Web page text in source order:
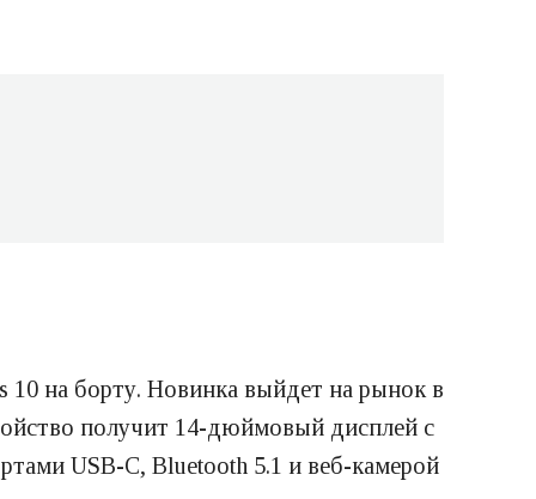
на борту. Новинка выйдет на рынок в
получит 14-дюймовый дисплей с
USB-C, Bluetooth 5.1 и веб-камерой